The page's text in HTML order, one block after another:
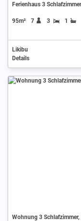
Ferienhaus 3
95m² 7 3 1
Likibu
Details
Wohnung 3 Schlafzimmer,